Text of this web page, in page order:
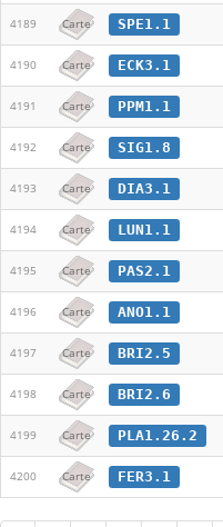
4189 Carte SPE1.1
4190 Carte ECK3.1
4191 Carte PPM1.1
4192 Carte SIG1.8
4193 Carte DIA3.1
4194 Carte LUN1.1
4195 Carte PAS2.1
4196 Carte ANO1.1
4197 Carte BRI2.5
4198 Carte BRI2.6
4199 Carte PLA1.26.2
4200 Carte FER3.1